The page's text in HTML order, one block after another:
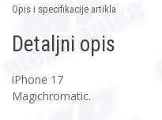
Opis i specifikacije artikla
Detaljni opis
iPhone 17
Magichromatic.